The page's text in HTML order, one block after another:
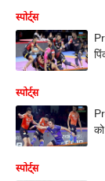
स्पोर्ट्स
स्पोर्ट्स
स्पोर्ट्स